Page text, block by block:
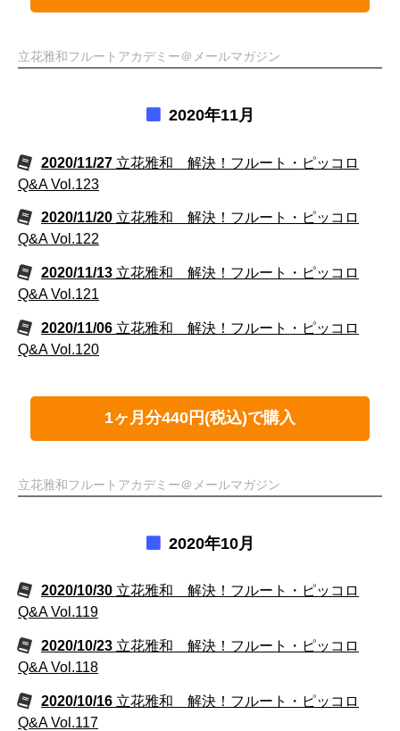
立花雅和フルートアカデミー＠メールマガジン
2020年11月
2020/11/27 立花雅和 解決！フルート・ピッコロ
Q&A Vol.123
2020/11/20 立花雅和 解決！フルート・ピッコロ
Q&A Vol.122
2020/11/13 立花雅和 解決！フルート・ピッコロ
Q&A Vol.121
2020/11/06 立花雅和 解決！フルート・ピッコロ
Q&A Vol.120
1ヶ月分440円(税込)で購入
立花雅和フルートアカデミー＠メールマガジン
2020年10月
2020/10/30 立花雅和 解決！フルート・ピッコロ
Q&A Vol.119
2020/10/23 立花雅和 解決！フルート・ピッコロ
Q&A Vol.118
2020/10/16 立花雅和 解決！フルート・ピッコロ
Q&A Vol.117